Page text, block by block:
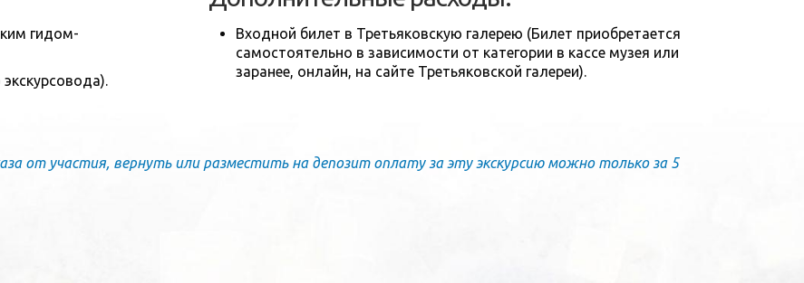
гидом-
Входной билет в Третьяковскую галерею (Билет приобретается
самостоятельно в зависимости от категории в кассе музея или
заранее, онлайн, на сайте Третьяковской галереи).
от участия, вернуть или разместить на депозит оплату за эту экскурсию можно только за 5